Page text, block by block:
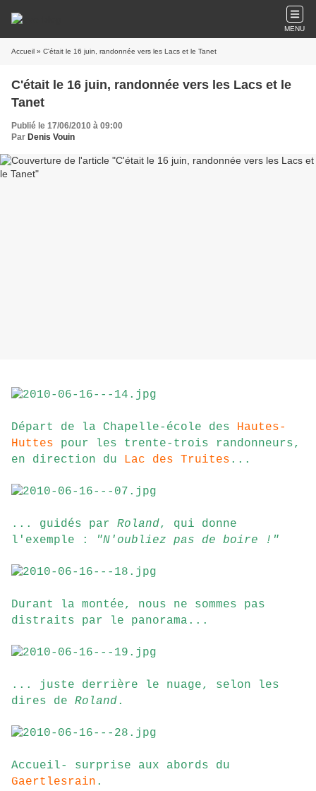
MENU
Accueil » C'était le 16 juin, randonnée vers les Lacs et le Tanet
C'était le 16 juin, randonnée vers les Lacs et le
Tanet
Publié le 17/06/2010 à 09:00
Par Denis Vouin
Départ de la Chapelle-école des Hautes-
Huttes pour les trente-trois randonneurs,
en direction du Lac des Truites ...
... guidés par Roland, qui donne
l'exemple :
"N'oubliez pas de boire !"
Durant la montée, nous ne sommes pas
distraits par le panorama...
... juste derrière le nuage, selon les
dires de Roland.
Accueil- surprise aux abords du
Gaertlesrain .